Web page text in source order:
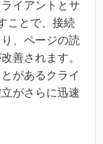
イアントとサ
ことで、接続
、ページの読
善されます。
があるクライ
がさらに迅速